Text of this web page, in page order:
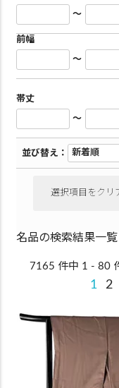
～
前幅
～
帯丈
～
並び替え：
選択項目をクリ
名品の検索結果一覧
7165 件中 1 - 80
1 2